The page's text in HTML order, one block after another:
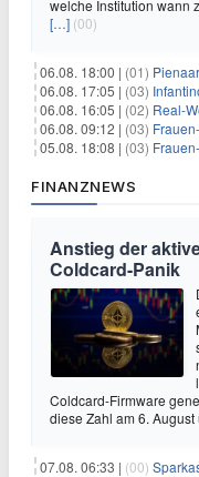
welche Institution wann
[…] (00)
06.08. 18:00 | (01)
06.08. 17:05 | (03)
06.08. 16:05 | (02) Real-
06.08. 09:12 | (03) Frauen-
05.08. 18:08 | (03) Frauen-
FINANZNEWS
Anstieg der
Coldcard-Panik
Coldcard-Firmware
diese Zahl am 6.
07.08. 06:33 | (00)